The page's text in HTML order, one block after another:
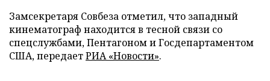
Замсекретаря Совбеза отметил, что западный
кинематограф находится в тесной связи со
спецслужбами, Пентагоном и Госдепартаментом
США, передаетРИА «Новости».